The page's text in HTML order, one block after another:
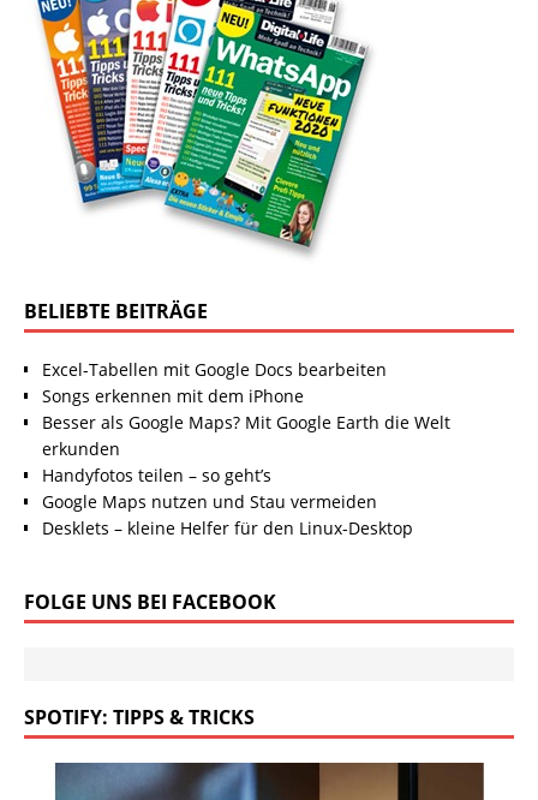
BELIEBTE BEITRÄGE
Excel-Tabellen mit Google Docs bearbeiten
Songs erkennen mit dem iPhone
Besser als Google Maps? Mit Google Earth die Welt
erkunden
Handyfotos teilen – so geht’s
Google Maps nutzen und Stau vermeiden
Desklets – kleine Helfer für den Linux-Desktop
FOLGE UNS BEI FACEBOOK
SPOTIFY: TIPPS & TRICKS